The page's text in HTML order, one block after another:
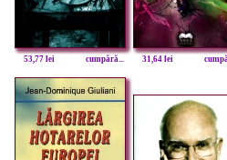
53,77 lei cumpără... 31,64 lei